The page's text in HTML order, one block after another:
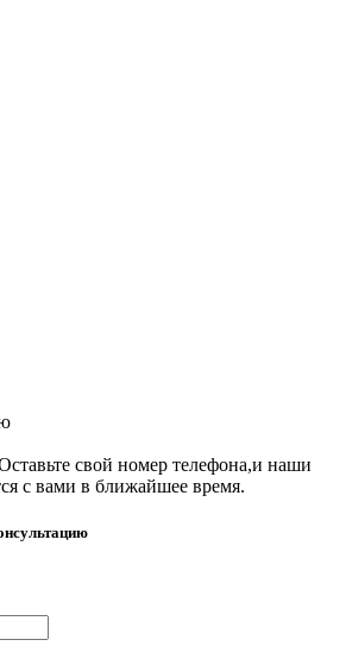
свой номер телефона,и наши
с вами в ближайшее время.